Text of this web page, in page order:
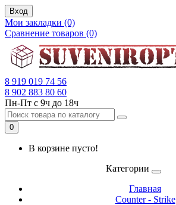
Вход
Мои закладки (0)
Сравнение товаров (0)
8 919 019 74 56
8 902 883 80 60
Пн-Пт с 9ч до 18ч
0
В корзине пусто!
Категории
Главная
Counter - Strike